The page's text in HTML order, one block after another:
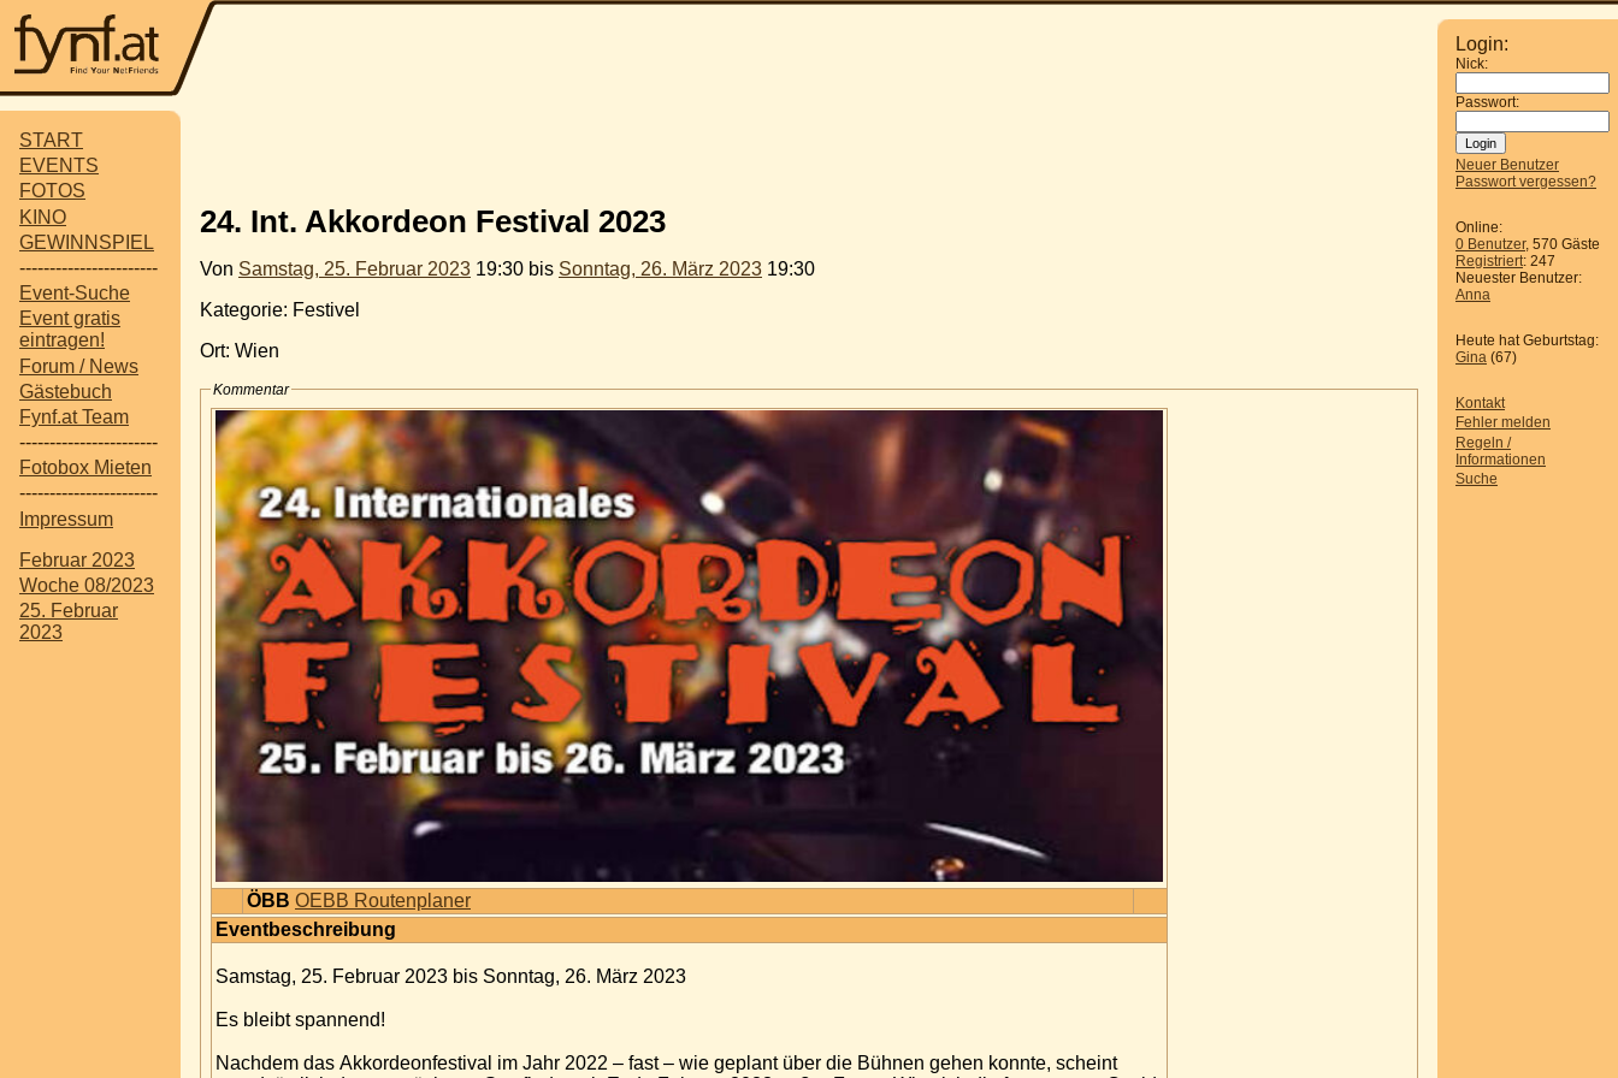
START
EVENTS
FOTOS
KINO
GEWINNSPIEL
-----------------------
Event-Suche
Event gratis
eintragen!
Forum / News
Gästebuch
Fynf.at Team
-----------------------
Fotobox Mieten
-----------------------
Impressum
Februar 2023
Woche 08/2023
25. Februar
2023
Login:
Nick:
Passwort:
Neuer Benutzer
Passwort vergessen?
Online:
0 Benutzer, 570 Gäste
Registriert: 247
Neuester Benutzer:
Anna
Heute hat Geburtstag:
Gina (67)
Kontakt
Fehler melden
Regeln /
Informationen
Suche
24. Int. Akkordeon Festival 2023
Von Samstag, 25. Februar 2023 19:30 bis Sonntag, 26. März 2023 19:30
Kategorie: Festivel
Ort: Wien
Kommentar
ÖBB OEBB Routenplaner
Eventbeschreibung
Samstag, 25. Februar 2023 bis Sonntag, 26. März 2023
Es bleibt spannend!
Nachdem das Akkordeonfestival im Jahr 2022 – fast – wie geplant über die Bühnen gehen konnte, scheint